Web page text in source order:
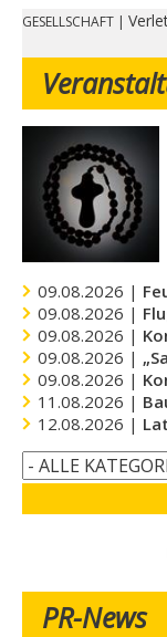
GESELLSCHAFT |
09.08.2026 |
09.08.2026 |
09.08.2026 |
09.08.2026 |
09.08.2026 |
11.08.2026 |
12.08.2026 |
PR-News